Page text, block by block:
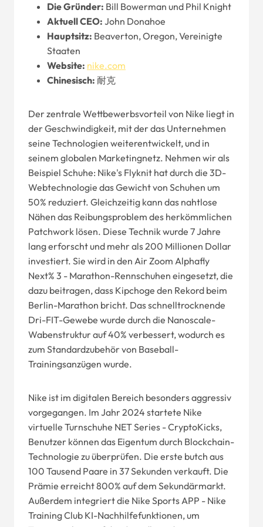
Die Gründer: Bill Bowerman und Phil Knight
AktuellCEO: John Donahoe
Hauptsitz: Beaverton, Oregon, Vereinigte
Staaten
Website: nike.com
Chinesisch: 耐克
Der zentrale Wettbewerbsvorteil von Nike liegt in
der Geschwindigkeit, mit der das Unternehmen
seine Technologien weiterentwickelt, und in
seinem globalen Marketingnetz. Nehmen wir als
Beispiel Schuhe: Nike's Flyknit hat durch die 3D-
Webtechnologie das Gewicht von Schuhen um
50% reduziert. Gleichzeitig kann das nahtlose
Nähen das Reibungsproblem des herkömmlichen
Patchwork lösen. Diese Technik wurde 7 Jahre
lang erforscht und mehr als 200 Millionen Dollar
investiert. Sie wird in den Air Zoom Alphafly
Next% 3 - Marathon-Rennschuhen eingesetzt, die
dazu beitragen, dass Kipchoge den Rekord beim
Berlin-Marathon bricht. Das schnelltrocknende
Dri-FIT-Gewebe wurde durch die Nanoscale-
Wabenstruktur auf 40% verbessert, wodurch es
zum Standardzubehör von Baseball-
Trainingsanzügen wurde.
Nike ist im digitalen Bereich besonders aggressiv
vorgegangen. Im Jahr 2024 startete Nike
virtuelle Turnschuhe NET Series - CryptoKicks,
Benutzer können das Eigentum durch Blockchain-
Technologie zu überprüfen. Die erste butch aus
100 Tausend Paare in 37 Sekunden verkauft. Die
Prämie erreicht 800% auf dem Sekundärmarkt.
Außerdem integriert die Nike Sports APP - Nike
Training Club KI-Nachhilfefunktionen, um